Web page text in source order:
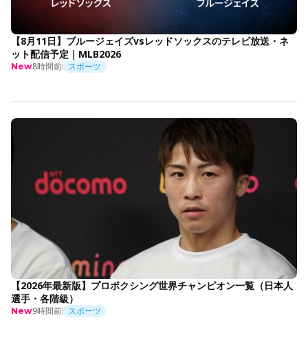
【8月11日】ブルージェイズvsレッドソックスのテレビ放送・ネ
ット配信予定｜MLB2026
New8時間前 スポーツ
【2026年最新版】プロボクシング世界チャンピオン一覧（日本人
選手・各階級）
New9時間前 スポーツ